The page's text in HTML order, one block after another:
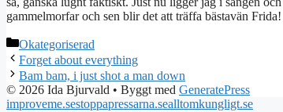
gammelmorfar och sen blir det att träffa bästavän Frida!
Kategorier
Okategoriserad
Forget about everything
Bam bam, i just shot a man down
© 2026 Ida Bjurvald • Byggt med GeneratePress
improveme.sestoppapressarna.sealltomkungligt.se